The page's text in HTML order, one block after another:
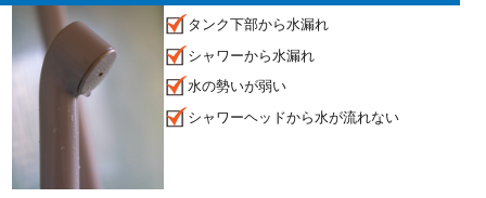
タンク下部から水漏れ
シャワーから水漏れ
水の勢いが弱い
シャワーヘッドから水が流れない